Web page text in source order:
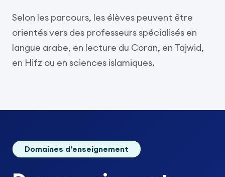
Selon les parcours, les élèves peuvent être
orientés vers des professeurs spécialisés en
langue arabe, en lecture du Coran, en Tajwid,
en Hifz ou en sciences islamiques.
Domaines d’enseignement